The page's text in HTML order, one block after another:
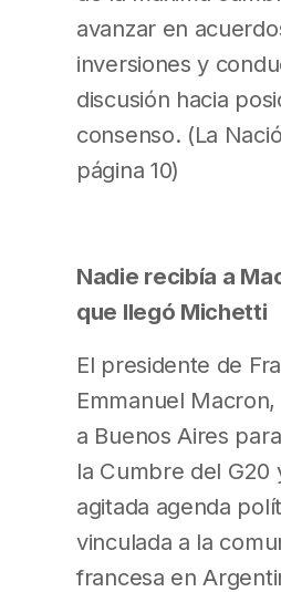
avanzar en
inversiones y
discusión hacia
consenso. (La
página 10)
Nadie recibía a
que llegó Michetti
El presidente de
Emmanuel
a Buenos Aires
la Cumbre del G20
agitada agenda
vinculada a la
francesa en